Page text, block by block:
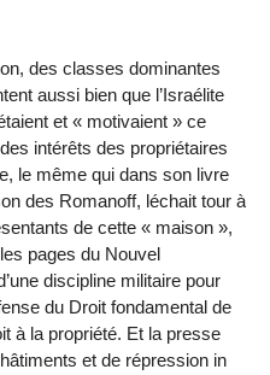
des classes dominantes
aussi bien que l’Israélite
et « motivaient » ce
intérêts des propriétaires
le même qui dans son livre
des Romanoff, léchait tour à
de cette « maison »,
pages du Nouvel
discipline militaire pour
du Droit fondamental de
à la propriété. Et la presse
et de répression in